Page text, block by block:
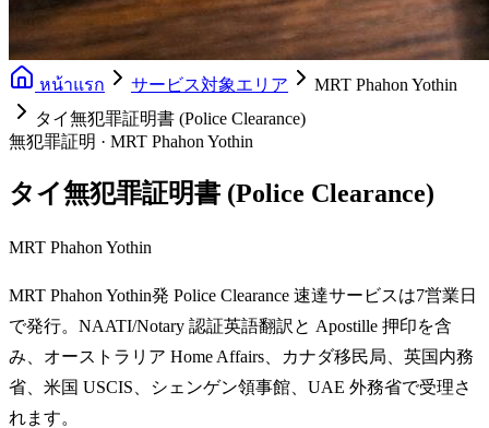
หน้าแรก サービス対象エリア
MRT Phahon Yothin
タイ無犯罪証明書 (Police Clearance)
無犯罪証明 · MRT Phahon Yothin
タイ無犯罪証明書 (Police Clearance)
MRT Phahon Yothin
MRT Phahon Yothin発 Police Clearance 速達サービスは7営業日
で発行。NAATI/Notary 認証英語翻訳と Apostille 押印を含
み、オーストラリア Home Affairs、カナダ移民局、英国内務
省、米国 USCIS、シェンゲン領事館、UAE 外務省で受理さ
れます。